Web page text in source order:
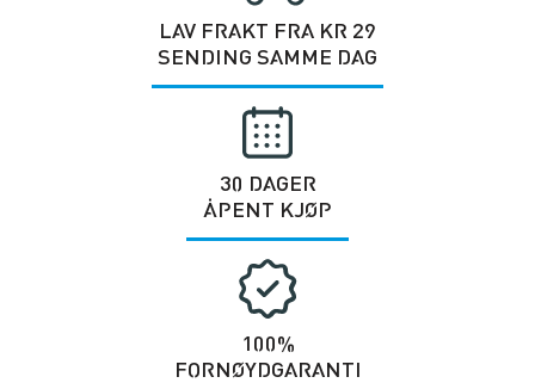
LAV FRAKT FRA KR 29
SENDING SAMME DAG
30 DAGER
ÅPENT KJØP
100%
FORNØYDGARANTI